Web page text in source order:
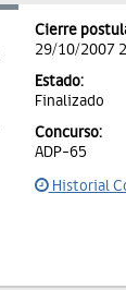
Cierre
29/10/2007
Estado:
Finalizado
Concurso:
ADP-65
Historial